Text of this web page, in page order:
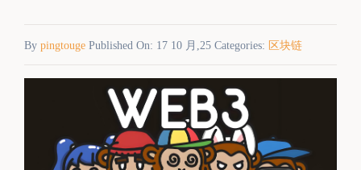
By pingtouge Published On: 17 10 月,25 Categories: 区块链